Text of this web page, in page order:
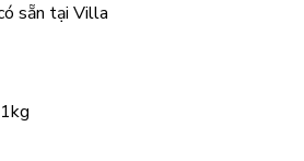
sẵn tại Villa